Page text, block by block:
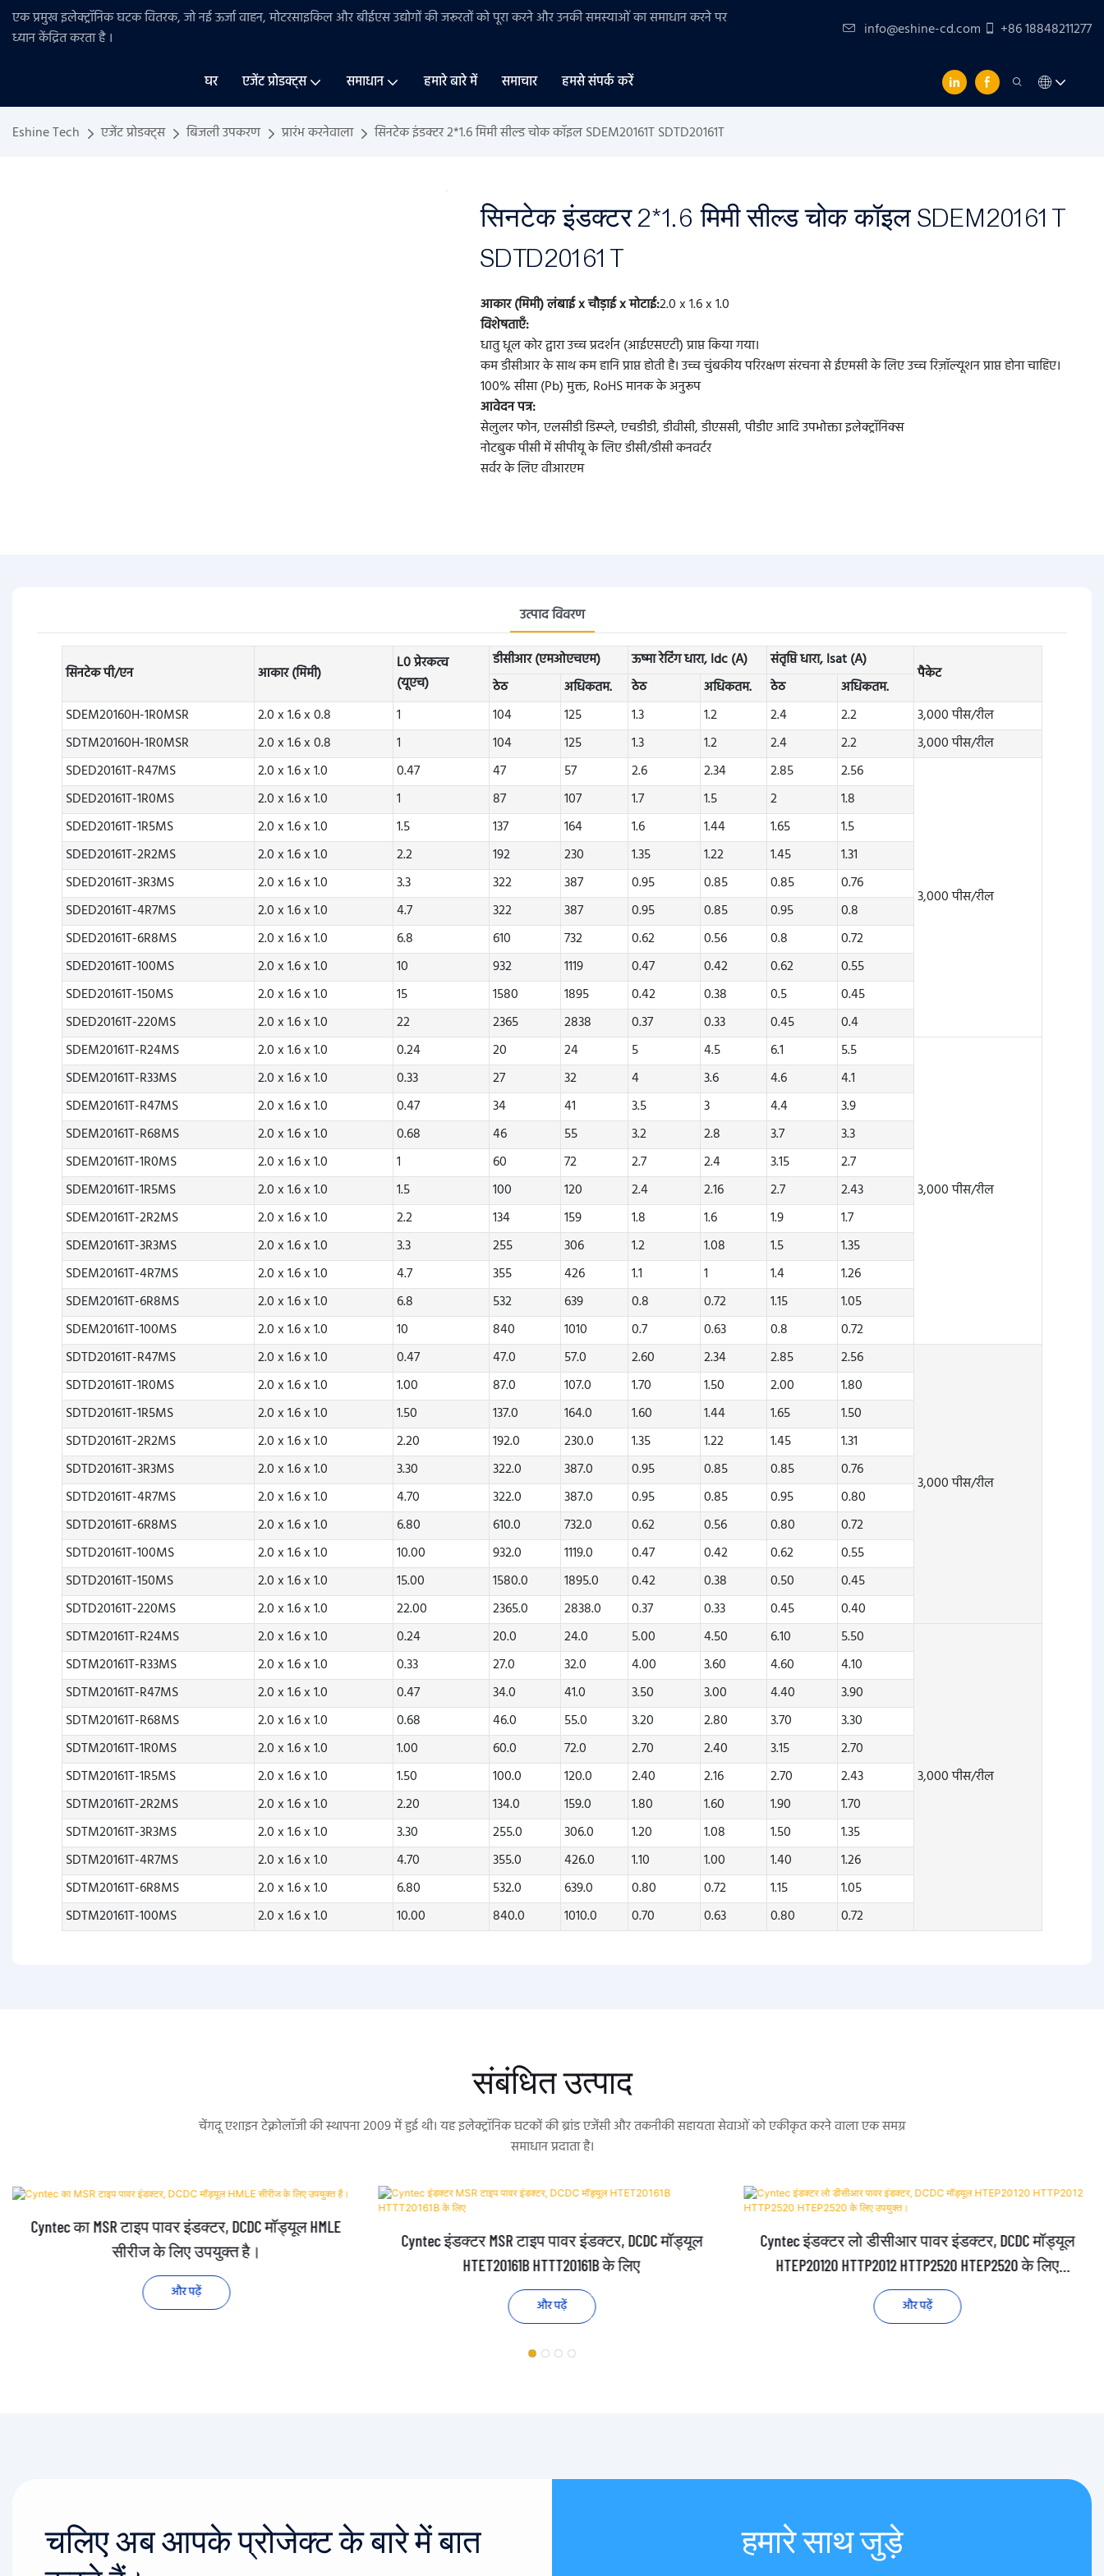
एक प्रमुख इलेक्ट्रॉनिक घटक वितरक, जो नई ऊर्जा वाहन, मोटरसाइकिल और बीईएसउद्योगों कीजरूरतों को पूरा करने और उनकी समस्याओं का समाधान करने पर
ध्यान केंद्रित करता है। info@eshine-cd.com +86 18848211277
घर एजेंट प्रोडक्ट्स समाधान हमारे बारे में समाचार हमसे संपर्क करें
Eshine Tech एजेंट प्रोडक्ट्स बिजली उपकरण प्रारंभ करनेवाला सिनटेक इंडक्टर 2*1.6 मिमी सील्ड चोक कॉइल SDEM20161T SDTD20161T
सिनटेक इंडक्टर 2*1.6 मिमी सील्ड चोक कॉइल SDEM20161T
SDTD20161T
आकार (मिमी) लंबाई x चौड़ाई x मोटाई:2.0 x 1.6 x 1.0
विशेषताएँ:
धातु धूल कोर द्वारा उच्च प्रदर्शन (आईएसएटी) प्राप्त किया गया।
कम डीसीआर के साथ कम हानि प्राप्त होती है। उच्च चुंबकीय परिरक्षण संरचना से ईएमसी के लिए उच्च रिज़ॉल्यूशन प्राप्त होना चाहिए।
100% सीसा (Pb) मुक्त, RoHS मानक के अनुरूप
आवेदन पत्र:
सेलुलर फोन, एलसीडी डिस्प्ले, एचडीडी, डीवीसी, डीएससी, पीडीए आदि उपभोक्ता इलेक्ट्रॉनिक्स
नोटबुक पीसी में सीपीयू के लिए डीसी/डीसी कनवर्टर
सर्वर के लिए वीआरएम
उत्पाद विवरण
सिनटेक पी/एन आकार (मिमी)
L0 प्रेरकत्व
(यूएच)
डीसीआर (एमओएचएम) ऊष्मा रेटिंग धारा, Idc (A) संतृप्ति धारा, Isat (A)
पैकेट
ठेठ अधिकतम. ठेठ अधिकतम. ठेठ
अधिकतम.
SDEM20160H-1R0MSR
2.0 x 1.6 x 0.8 1 104 125 1.3 1.2 2.4 2.2
3,000 पीस/रील
SDTM20160H-1R0MSR
2.0 x 1.6 x 0.8 1 104 125 1.3 1.2 2.4 2.2
3,000 पीस/रील
SDED20161T-R47MS
2.0 x 1.6 x 1.0 0.47 47 57 2.6 2.34 2.85 2.56
3,000 पीस/रील
SDED20161T-1R0MS 2.0 x 1.6 x 1.0 1 87 107 1.7 1.5 2
1.8
SDED20161T-1R5MS
2.0 x 1.6 x 1.0 1.5 137 164 1.6 1.44 1.65
1.5
SDED20161T-2R2MS
2.0 x 1.6 x 1.0 2.2 192 230 1.35 1.22 1.45
1.31
SDED20161T-3R3MS
2.0 x 1.6 x 1.0 3.3 322 387 0.95 0.85 0.85
0.76
SDED20161T-4R7MS
2.0 x 1.6 x 1.0 4.7 322 387 0.95 0.85 0.95
0.8
SDED20161T-6R8MS
2.0 x 1.6 x 1.0 6.8 610 732 0.62 0.56 0.8
0.72
SDED20161T-100MS
2.0 x 1.6 x 1.0 10 932 1119 0.47 0.42 0.62
0.55
SDED20161T-150MS
2.0 x 1.6 x 1.0 15 1580 1895 0.42 0.38 0.5
0.45
SDED20161T-220MS
2.0 x 1.6 x 1.0 22 2365 2838 0.37 0.33 0.45
0.4
SDEM20161T-R24MS
2.0 x 1.6 x 1.0 0.24 20 24 5 4.5 6.1 5.5
3,000 पीस/रील
SDEM20161T-R33MS 2.0 x 1.6 x 1.0 0.33 27 32 4 3.6 4.6
4.1
SDEM20161T-R47MS
2.0 x 1.6 x 1.0 0.47 34 41 3.5 3 4.4
3.9
SDEM20161T-R68MS
2.0 x 1.6 x 1.0 0.68 46 55 3.2 2.8 3.7
3.3
SDEM20161T-1R0MS
2.0 x 1.6 x 1.0 1 60 72 2.7 2.4 3.15
2.7
SDEM20161T-1R5MS
2.0 x 1.6 x 1.0 1.5 100 120 2.4 2.16 2.7
2.43
SDEM20161T-2R2MS
2.0 x 1.6 x 1.0 2.2 134 159 1.8 1.6 1.9
1.7
SDEM20161T-3R3MS
2.0 x 1.6 x 1.0 3.3 255 306 1.2 1.08 1.5
1.35
SDEM20161T-4R7MS
2.0 x 1.6 x 1.0 4.7 355 426 1.1 1 1.4
1.26
SDEM20161T-6R8MS
2.0 x 1.6 x 1.0 6.8 532 639 0.8 0.72 1.15
1.05
SDEM20161T-100MS
2.0 x 1.6 x 1.0 10 840 1010 0.7 0.63 0.8
0.72
SDTD20161T-R47MS
2.0 x 1.6 x 1.0 0.47 47.0 57.0 2.60 2.34 2.85 2.56
3,000 पीस/रील
SDTD20161T-1R0MS 2.0 x 1.6 x 1.0 1.00 87.0 107.0 1.70 1.50 2.00
1.80
SDTD20161T-1R5MS
2.0 x 1.6 x 1.0 1.50 137.0 164.0 1.60 1.44 1.65
1.50
SDTD20161T-2R2MS
2.0 x 1.6 x 1.0 2.20 192.0 230.0 1.35 1.22 1.45
1.31
SDTD20161T-3R3MS
2.0 x 1.6 x 1.0 3.30 322.0 387.0 0.95 0.85 0.85
0.76
SDTD20161T-4R7MS
2.0 x 1.6 x 1.0 4.70 322.0 387.0 0.95 0.85 0.95
0.80
SDTD20161T-6R8MS
2.0 x 1.6 x 1.0 6.80 610.0 732.0 0.62 0.56 0.80
0.72
SDTD20161T-100MS
2.0 x 1.6 x 1.0 10.00 932.0 1119.0 0.47 0.42 0.62
0.55
SDTD20161T-150MS
2.0 x 1.6 x 1.0 15.00 1580.0 1895.0 0.42 0.38 0.50
0.45
SDTD20161T-220MS
2.0 x 1.6 x 1.0 22.00 2365.0 2838.0 0.37 0.33 0.45
0.40
SDTM20161T-R24MS
2.0 x 1.6 x 1.0 0.24 20.0 24.0 5.00 4.50 6.10 5.50
3,000 पीस/रील
SDTM20161T-R33MS 2.0 x 1.6 x 1.0 0.33 27.0 32.0 4.00 3.60 4.60
4.10
SDTM20161T-R47MS
2.0 x 1.6 x 1.0 0.47 34.0 41.0 3.50 3.00 4.40
3.90
SDTM20161T-R68MS
2.0 x 1.6 x 1.0 0.68 46.0 55.0 3.20 2.80 3.70
3.30
SDTM20161T-1R0MS
2.0 x 1.6 x 1.0 1.00 60.0 72.0 2.70 2.40 3.15
2.70
SDTM20161T-1R5MS
2.0 x 1.6 x 1.0 1.50 100.0 120.0 2.40 2.16 2.70
2.43
SDTM20161T-2R2MS
2.0 x 1.6 x 1.0 2.20 134.0 159.0 1.80 1.60 1.90
1.70
SDTM20161T-3R3MS
2.0 x 1.6 x 1.0 3.30 255.0 306.0 1.20 1.08 1.50
1.35
SDTM20161T-4R7MS
2.0 x 1.6 x 1.0 4.70 355.0 426.0 1.10 1.00 1.40
1.26
SDTM20161T-6R8MS
2.0 x 1.6 x 1.0 6.80 532.0 639.0 0.80 0.72 1.15
1.05
SDTM20161T-100MS
2.0 x 1.6 x 1.0 10.00 840.0 1010.0 0.70 0.63 0.80 0.72
संबंधित उत्पाद
चेंगदू एशाइन टेक्नोलॉजी की स्थापना 2009 में हुई थी। यह इलेक्ट्रॉनिक घटकों की ब्रांड एजेंसी और तकनीकी सहायता सेवाओं को एकीकृत करने वाला एक समग्र
समाधान प्रदाता है।
Cyntec का MSR टाइप पावर इंडक्टर, DCDC मॉड्यूल HMLE
सीरीज के लिए उपयुक्त है।
और पढ़ें
Cyntec इंडक्टर MSR टाइप पावर इंडक्टर, DCDC मॉड्यूल
HTET20161B HTTT20161B के लिए
और पढ़ें
Cyntec इंडक्टर लो डीसीआर पावर इंडक्टर, DCDC मॉड्यूल
HTEP20120 HTTP2012 HTTP2520 HTEP2520 के लिए
उपयुक्त।
और पढ़ें
चलिए अब आपके प्रोजेक्ट के बारे में बात
हमारे साथ जुड़े